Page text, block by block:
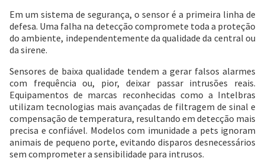
Em um sistema de segurança, o sensor é a primeira linha de
defesa. Uma falha na detecção compromete toda a proteção
do ambiente, independentemente da qualidade da central ou
da sirene.
Sensores de baixa qualidade tendem a gerar falsos alarmes
com frequência ou, pior, deixar passar intrusões reais.
Equipamentos de marcas reconhecidas como a Intelbras
utilizam tecnologias mais avançadas de filtragem de sinal e
compensação de temperatura, resultando em detecção mais
precisa e confiável. Modelos com imunidade a pets ignoram
animais de pequeno porte, evitando disparos desnecessários
sem comprometer a sensibilidade para intrusos.